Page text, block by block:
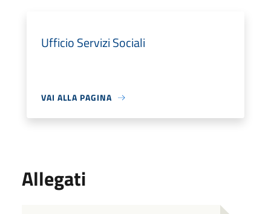
Ufficio Servizi Sociali
VAI ALLA PAGINA
Allegati